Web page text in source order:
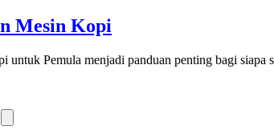
Mesin Kopi
untuk Pemula menjadi panduan penting bagi